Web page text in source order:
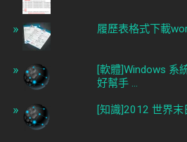
履歷表格式下載
[軟體]Windows 系
好幫手 ...
[知識]2012 世界末